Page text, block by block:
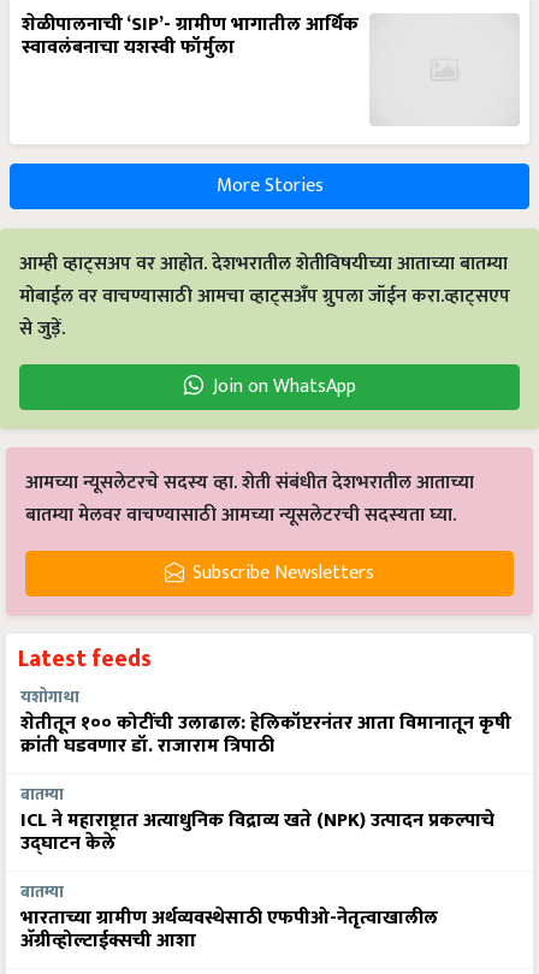
शेळीपालनाची ‘SIP’- ग्रामीण भागातील आर्थिक
स्वावलंबनाचा यशस्वी फॉर्मुला
More Stories
आम्ही व्हाट्सअप वर आहोत. देशभरातील शेतीविषयीच्या आताच्या बातम्या
मोबाईल वर वाचण्यासाठी आमचा व्हाट्सअँप ग्रुपला जॉईन करा.व्हाट्सएप
से जुड़ें.
Join on WhatsApp
आमच्या न्यूसलेटरचे सदस्य व्हा. शेती संबंधीत देशभरातील आताच्या
बातम्या मेलवर वाचण्यासाठी आमच्या न्यूसलेटरची सदस्यता घ्या.
Subscribe Newsletters
Latest feeds
यशोगाथा
शेतीतून १०० कोटींची उलाढाल: हेलिकॉप्टरनंतर आता विमानातून कृषी
क्रांती घडवणार डॉ. राजाराम त्रिपाठी
बातम्या
ICL ने महाराष्ट्रात अत्याधुनिक विद्राव्य खते (NPK) उत्पादन प्रकल्पाचे
उद्घाटन केले
बातम्या
भारताच्या ग्रामीण अर्थव्यवस्थेसाठी एफपीओ-नेतृत्वाखालील
अ‍ॅग्रीव्होल्टाईक्सची आशा